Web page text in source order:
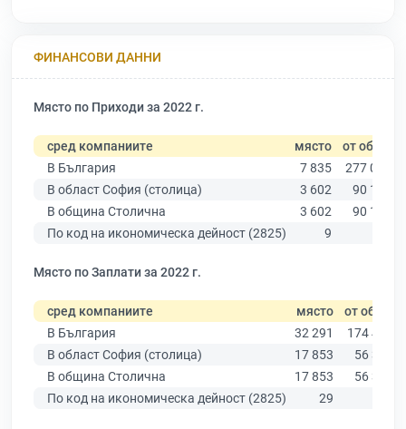
ФИНАНСОВИ ДАННИ
Място по Приходи за 2022 г.
сред компаниите място от общо
В България
7 835
277 019
В област София (столица)
3 602
90 178
В община Столична
3 602
90 178
По код на икономическа дейност (2825)
9
Място по Заплати за 2022 г.
сред компаниите място от общо
В България
32 291
174 403
В област София (столица)
17 853
56 378
В община Столична
17 853
56 378
По код на икономическа дейност (2825)
29